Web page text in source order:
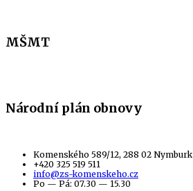
MŠMT
Národní plán obnovy
Komenského 589/12, 288 02 Nymburk
+420 325 519 511
info@zs-komenskeho.cz
Po — Pá: 07.30 — 15.30